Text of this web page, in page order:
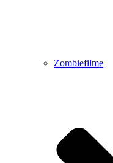
Zombiefilme